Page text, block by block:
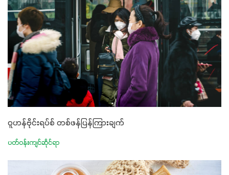
ဝူဟန်ဗိုင်းရပ်စ် တစ်ဖန်ပြန်ကြားချက်
ပတ်ဝန်းကျင်ဆိုင်ရာ